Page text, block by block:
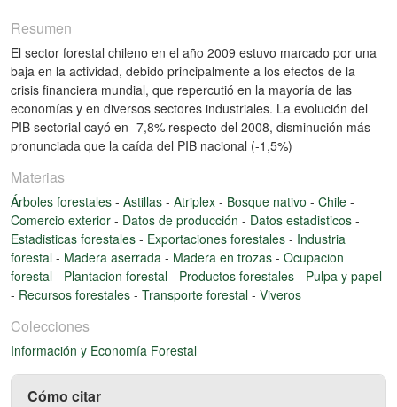
Resumen
El sector forestal chileno en el año 2009 estuvo marcado por una
baja en la actividad, debido principalmente a los efectos de la
crisis financiera mundial, que repercutió en la mayoría de las
economías y en diversos sectores industriales. La evolución del
PIB sectorial cayó en -7,8% respecto del 2008, disminución más
pronunciada que la caída del PIB nacional (-1,5%)
Materias
Árboles forestales - Astillas - Atriplex - Bosque nativo - Chile -
Comercio exterior - Datos de producción - Datos estadisticos -
Estadisticas forestales - Exportaciones forestales - Industria
forestal - Madera aserrada - Madera en trozas - Ocupacion
forestal - Plantacion forestal - Productos forestales - Pulpa y papel
- Recursos forestales - Transporte forestal - Viveros
Colecciones
Información y Economía Forestal
Cómo citar